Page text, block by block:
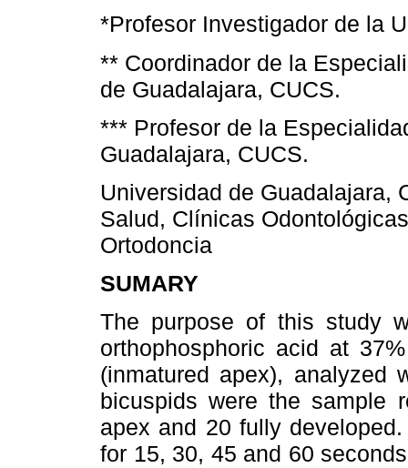
*Profesor Investigador de la
** Coordinador de la
de Guadalajara, CUCS.
*** Profesor de la
Guadalajara, CUCS.
Universidad de Guadalajara,
Salud, Clínicas
Ortodoncia
SUMARY
The purpose of this study
orthophosphoric acid at
(inmatured apex), analyzed
bicuspids were the sample
apex and 20 fully
for 15, 30, 45 and 60